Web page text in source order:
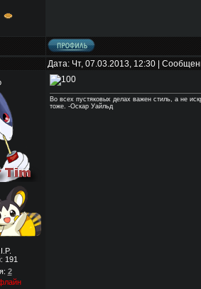
Дата: Чт, 07.03.2013, 12:30 |
191
2
Во всех пустяковых делах важен стиль, а не
тоже. -Оскар Уайльд